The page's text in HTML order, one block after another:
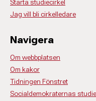
Starta studiecirkel
Jag vill bli cirkelledare
Navigera
Om webbplatsen
Om kakor
Tidningen Fönstret
Socialdemokraternas